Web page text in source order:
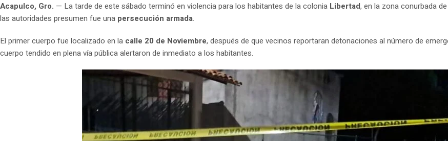
Acapulco, Gro. — La tarde de este sábado terminó en violencia para los habitantes de la colonia Libertad, en la zona conurbada
las autoridades presumen fue una persecución armada.
El primer cuerpo fue localizado en la calle 20 de Noviembre, después de que vecinos reportaran detonaciones al número de
cuerpo tendido en plena vía pública alertaron de inmediato a los habitantes.